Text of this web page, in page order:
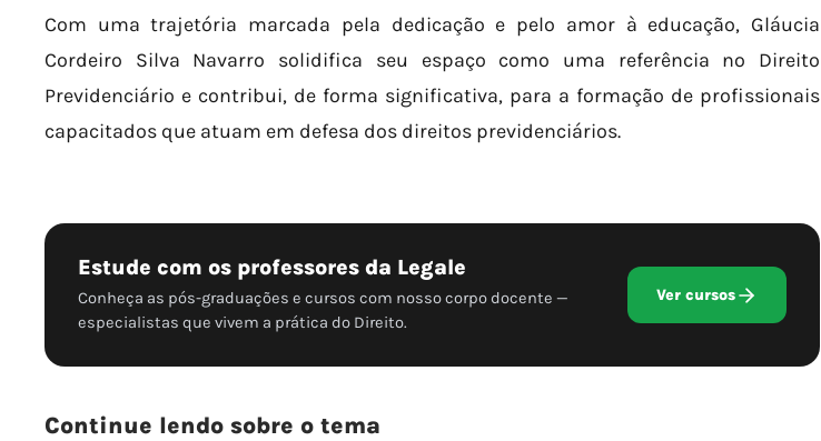
Com uma trajetória marcada pela dedicação e pelo amor à educação, Gláucia
Cordeiro Silva Navarro solidifica seu espaço como uma referência no Direito
Previdenciário e contribui, de forma significativa, para a formação de profissionais
capacitados que atuam em defesa dos direitos previdenciários.
Estude com os professores da Legale
Conheça as pós-graduações e cursos com nosso corpo docente —
especialistas que vivem a prática do Direito.
Ver cursos
Continue lendo sobre o tema